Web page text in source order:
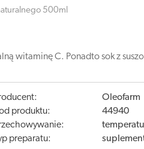
500ml
witaminę C. Ponadto sok z
Oleofarm
produktu:
44940
preparatu: